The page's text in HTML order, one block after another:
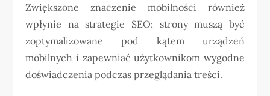
Zwiększone znaczenie mobilności również
wpłynie na strategie SEO; strony muszą być
zoptymalizowane pod kątem urządzeń
mobilnych i zapewniać użytkownikom wygodne
doświadczenia podczas przeglądania treści.